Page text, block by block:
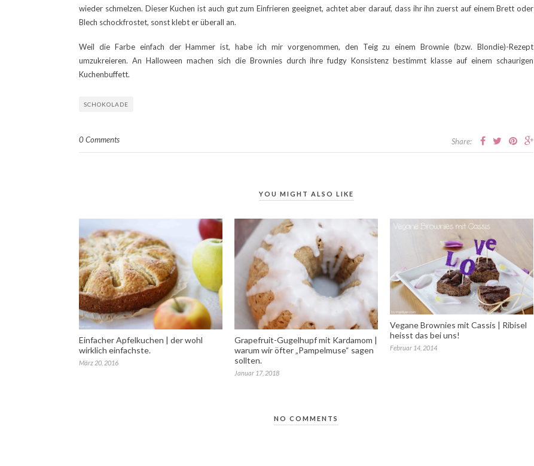
wieder schmelzen. Dieser Kuchen ist auch gut zum Einfrieren geeignet, achtet aber darauf, dass ihr ihn zuerst auf einem Brett oder
Blech schockfrostet, sonst klebt er überall an.
Weil die Farbe einfach der Hammer ist, habe ich mir vorgenommen, den Teig zu einem Brownie (bzw. Blondie)-Rezept
umzukreieren. An Halloween machen sich die Brownies durch ihre fudgy Konsistenz bestimmt klasse auf einem schaurigen
Kuchenbuffett.
SCHOKOLADE
0 Comments Share:
YOU MIGHT ALSO LIKE
Einfacher Apfelkuchen | der wohl
wirklich einfachste.
März 20, 2016
Grapefruit-Gugelhupf mit Kardamom |
warum wir öfter „Pampelmuse“ sagen
sollten.
Januar 17, 2018
Vegane Brownies mit Cassis | Ribisel
heisst das bei uns!
Februar 14, 2014
NO COMMENTS